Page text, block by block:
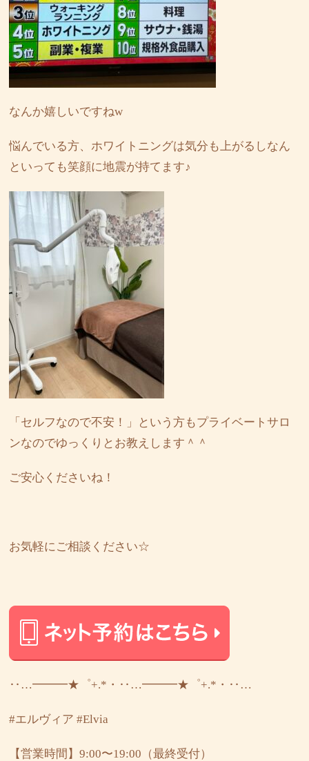
なんか嬉しいですねw
悩んでいる方、ホワイトニングは気分も上がるしなん
といっても笑顔に地震が持てます♪
「セルフなので不安！」という方もプライベートサロ
ンなのでゆっくりとお教えします＾＾
ご安心くださいね！
お気軽にご相談ください☆
‥…━━━★゜+.*・‥…━━━★゜+.*・‥…
#エルヴィア #Elvia
【営業時間】9:00〜19:00（最終受付）